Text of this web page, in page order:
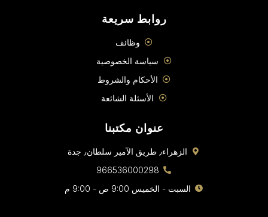
روابط سريعة
وظائف
سياسة الخصوصية
الأحكام والشروط
الأسئلة الشائعة
عنوان مكتبنا
الزهراء٫ طريق الآمير سلطان٫ جدة
966536000298
السبت - الخميس 9:00 ص - 9:00 م